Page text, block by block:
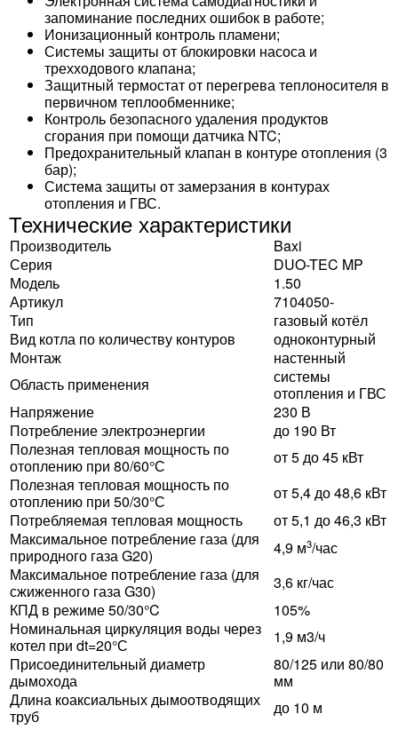
запоминание последних ошибок в работе;
Ионизационный контроль пламени;
Системы защиты от блокировки насоса и
трехходового клапана;
Защитный термостат от перегрева теплоносителя в
первичном теплообменнике;
Контроль безопасного удаления продуктов
сгорания при помощи датчика NTC;
Предохранительный клапан в контуре отопления (3
бар);
Система защиты от замерзания в контурах
отопления и ГВС.
Технические характеристики
Производитель
Baxi
Серия
DUO-TEC MP
Модель
1.50
Артикул
7104050-
Тип
газовый котёл
Вид котла по количеству контуров
одноконтурный
Монтаж
настенный
Область применения
системы
отопления и ГВС
Напряжение
230 В
Потребление электроэнергии
до 190 Вт
Полезная тепловая мощность по
отоплению при 80/60°С
от 5 до 45 кВт
Полезная тепловая мощность по
отоплению при 50/30°С
от 5,4 до 48,6 кВт
Потребляемая тепловая мощность
от 5,1 до 46,3 кВт
Максимальное потребление газа (для
природного газа G20)
4,9 м3/час
Максимальное потребление газа (для
сжиженного газа G30)
3,6 кг/час
КПД в режиме 50/30°C
105%
Номинальная циркуляция воды через
котел при dt=20°С
1,9 м3/ч
Присоединительный диаметр
дымохода
80/125 или 80/80
мм
Длина коаксиальных дымоотводящих
труб
до 10 м